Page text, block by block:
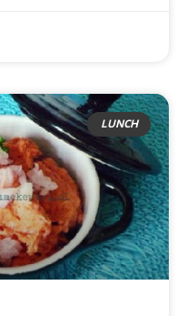
LUNCH